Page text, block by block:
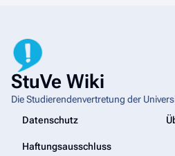
StuVe Wiki
Die Studierendenvertretung der
Datenschutz
Haftungsausschluss